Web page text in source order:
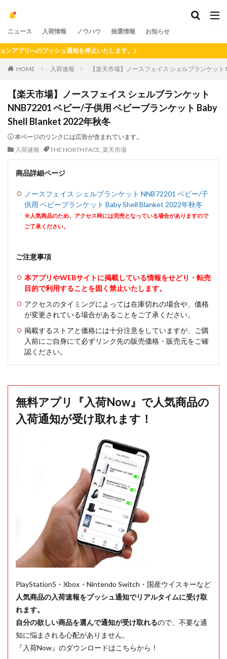
ニュース 入荷情報 ノウハウ 抽選情報 お知らせ
リへのプッシュ通知を停止いたします。）
HOME 入荷速報 【楽天市場】ノースフェイス シェルブランケッ
【楽天市場】ノースフェイス シェルブランケット
NNB72201 ベビー/子供用 ベビーブランケット Baby
Shell Blanket 2022年秋冬
本ページのリンクには広告が含まれています。
入荷速報
THE NORTH FACE, 楽天市場
商品詳細ページ
ノースフェイス シェルブランケット NNB72201 ベビー/子
供用 ベビーブランケット Baby Shell Blanket 2022年秋冬
※人気商品のため、アクセス時には完売となっている場合がありますので
ご了承ください。
ご注意事項
本アプリやWEBサイトに掲載している情報をせどり・転売
目的で利用することを固く禁止いたします。
アクセスのタイミングによっては在庫切れの場合や、価格
が変更されている場合があることをご了承ください。
掲載するストアと価格には十分注意をしていますが、ご購
入前にご自身にて必ずリンク先の販売価格・販売元をご確
認ください。
無料アプリ『入荷Now』で人気商品の
入荷通知が受け取れます！
PlayStation5・Xbox・Nintendo Switch・国産ウイスキーなど
人気商品の入荷速報をプッシュ通知でリアルタイムに受け取
れます。
自分の欲しい商品を選んで通知が受け取れるので、不要な通
知に悩まされる心配がありません。
『入荷Now』のダウンロードはこちらから！